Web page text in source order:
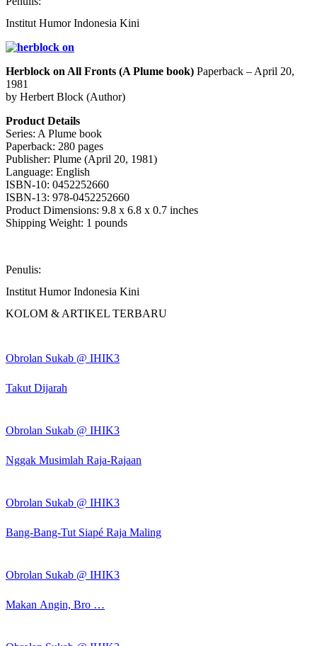
Institut Humor Indonesia Kini
Herblock on All Fronts (A Plume book) Paperback – April 20,
1981
by Herbert Block (Author)
Product Details
Series: A Plume book
Paperback: 280 pages
Publisher: Plume (April 20, 1981)
Language: English
ISBN-10: 0452252660
ISBN-13: 978-0452252660
Product Dimensions: 9.8 x 6.8 x 0.7 inches
Shipping Weight: 1 pounds
Penulis:
Institut Humor Indonesia Kini
KOLOM & ARTIKEL TERBARU
Obrolan Sukab @ IHIK3
Takut Dijarah
Obrolan Sukab @ IHIK3
Nggak Musimlah Raja-Rajaan
Obrolan Sukab @ IHIK3
Bang-Bang-Tut Siapé Raja Maling
Obrolan Sukab @ IHIK3
Makan Angin, Bro …